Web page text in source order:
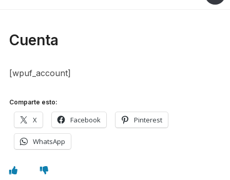
Cuenta
[wpuf_account]
Comparte esto:
X Facebook Pinterest
WhatsApp